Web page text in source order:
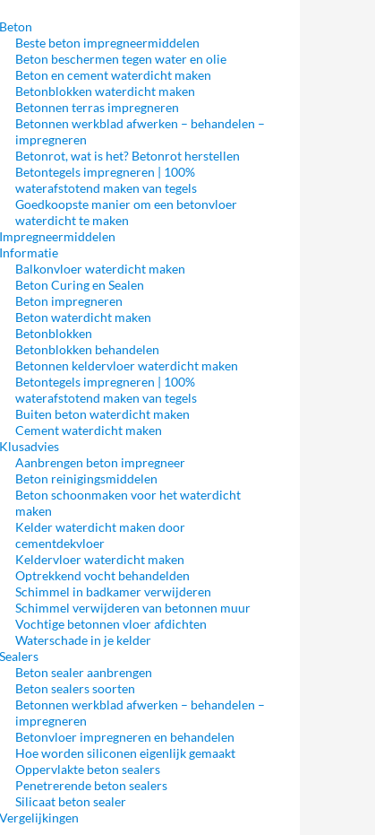
Beton
Beste beton impregneermiddelen
Beton beschermen tegen water en olie
Beton en cement waterdicht maken
Betonblokken waterdicht maken
Betonnen terras impregneren
Betonnen werkblad afwerken – behandelen –
impregneren
Betonrot, wat is het? Betonrot herstellen
Betontegels impregneren | 100%
waterafstotend maken van tegels
Goedkoopste manier om een betonvloer
waterdicht te maken
Impregneermiddelen
Informatie
Balkonvloer waterdicht maken
Beton Curing en Sealen
Beton impregneren
Beton waterdicht maken
Betonblokken
Betonblokken behandelen
Betonnen keldervloer waterdicht maken
Betontegels impregneren | 100%
waterafstotend maken van tegels
Buiten beton waterdicht maken
Cement waterdicht maken
Klusadvies
Aanbrengen beton impregneer
Beton reinigingsmiddelen
Beton schoonmaken voor het waterdicht
maken
Kelder waterdicht maken door
cementdekvloer
Keldervloer waterdicht maken
Optrekkend vocht behandelden
Schimmel in badkamer verwijderen
Schimmel verwijderen van betonnen muur
Vochtige betonnen vloer afdichten
Waterschade in je kelder
Sealers
Beton sealer aanbrengen
Beton sealers soorten
Betonnen werkblad afwerken – behandelen –
impregneren
Betonvloer impregneren en behandelen
Hoe worden siliconen eigenlijk gemaakt
Oppervlakte beton sealers
Penetrerende beton sealers
Silicaat beton sealer
Vergelijkingen